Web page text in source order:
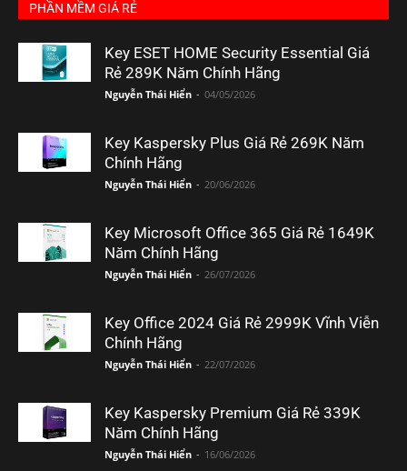
PHẦN MỀM GIÁ RẺ
Key ESET HOME Security Essential Giá
Rẻ 289K Năm Chính Hãng
Nguyễn Thái Hiển - 04/05/2026
Key Kaspersky Plus Giá Rẻ 269K Năm
Chính Hãng
Nguyễn Thái Hiển - 20/06/2026
Key Microsoft Office 365 Giá Rẻ 1649K
Năm Chính Hãng
Nguyễn Thái Hiển - 26/07/2026
Key Office 2024 Giá Rẻ 2999K Vĩnh Viễn
Chính Hãng
Nguyễn Thái Hiển - 22/07/2026
Key Kaspersky Premium Giá Rẻ 339K
Năm Chính Hãng
Nguyễn Thái Hiển - 16/06/2026